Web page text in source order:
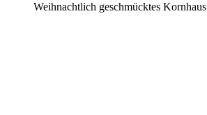
Weihnachtlich geschmücktes Kornhaus